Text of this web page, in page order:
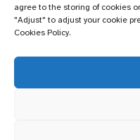
prodotto. E chiedi
agree to the storing of cookies
"Adjust" to adjust your cookie
Cookies Policy.